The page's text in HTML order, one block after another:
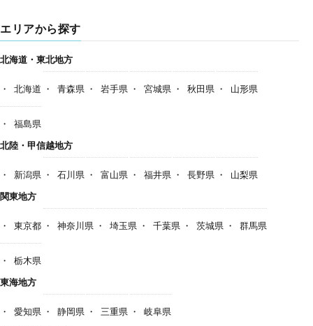
エリアから探す
北海道・東北地方
北海道 青森県 岩手県 宮城県 秋田県 山形県
福島県
北陸・甲信越地方
新潟県 石川県 富山県 福井県 長野県
山梨県
関東地方
東京都 神奈川県 埼玉県 千葉県 茨城県 群馬県
栃木県
東海地方
愛知県 静岡県 三重県
岐阜県